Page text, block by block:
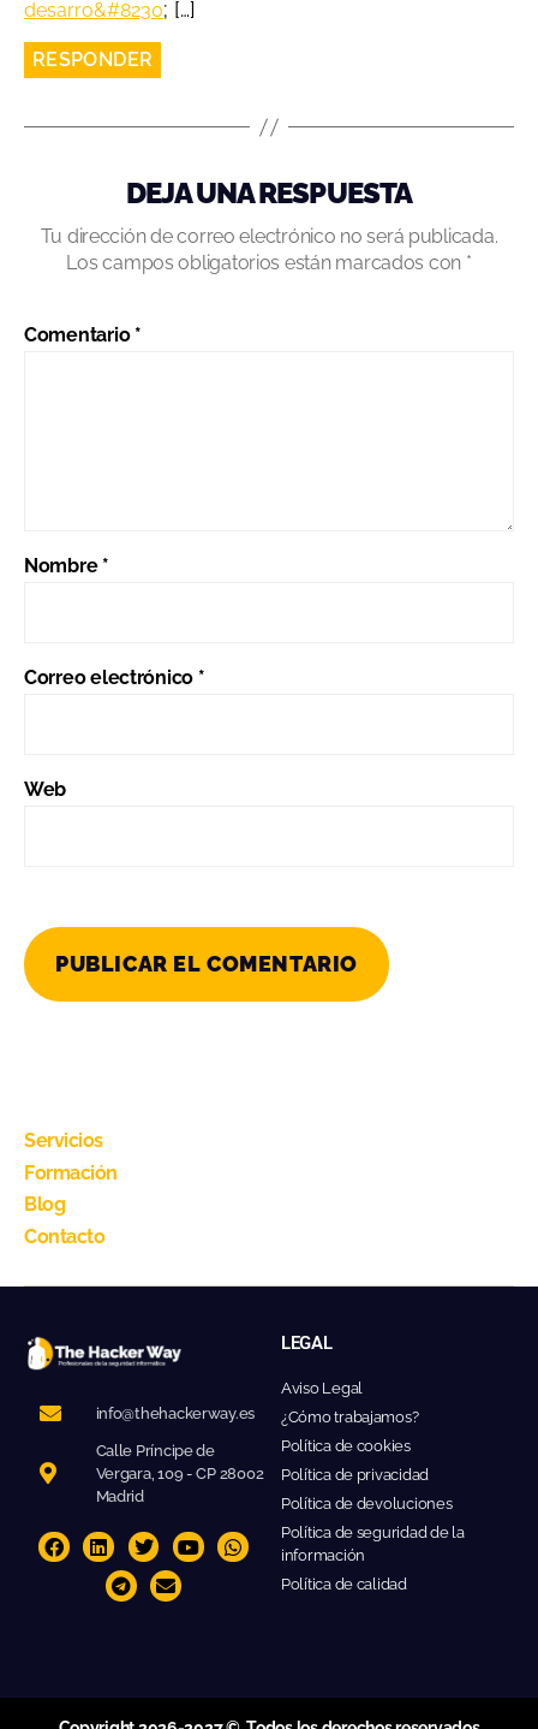
desarro&#8230; […]
RESPONDER
DEJA UNA RESPUESTA
Tu dirección de correo electrónico no será publicada.
Los campos obligatorios están marcados con *
Comentario *
Nombre *
Correo electrónico *
Web
Servicios
Formación
Blog
Contacto
info@thehackerway.es
Calle Príncipe de
Vergara, 109 - CP 28002
Madrid
LEGAL
Aviso Legal
¿Cómo trabajamos?
Política de cookies
Política de privacidad
Política de devoluciones
Política de seguridad de la
información
Política de calidad